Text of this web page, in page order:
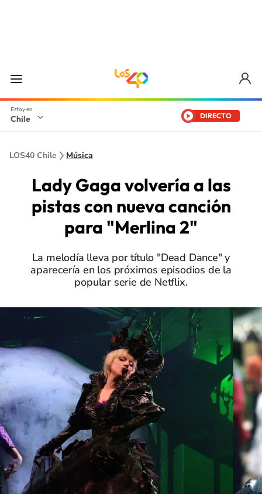
Chile DIRECTO
LOS40 Chile Música
Lady Gaga volvería a las
pistas con nueva canción
para "Merlina 2"
La melodía lleva por título "Dead Dance" y
aparecería en los próximos episodios de la
popular serie de Netflix.